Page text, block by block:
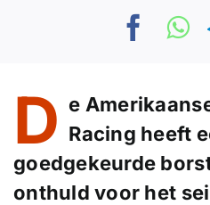
D e
Racing heeft
goedgekeurde
onthuld voor het